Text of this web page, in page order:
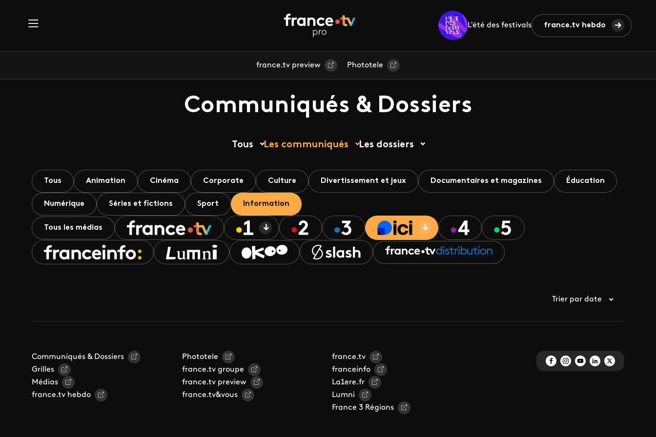
L'été des festivals france.tv hebdo
france.tv preview Phototele
Communiqués & Dossiers
Tous Les communiqués Les dossiers
Tous Animation Cinéma Corporate Culture Divertissement et jeux Documentaires et magazines Éducation
Numérique Séries et fictions Sport Information
Tous les médias
Trier par date
Communiqués & Dossiers
Grilles
Médias
france.tv hebdo
Phototele
france.tv groupe
france.tv preview
france.tv&vous
france.tv
franceinfo
La1ere.fr
Lumni
France 3 Régions